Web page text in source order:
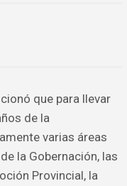
que para llevar
de la
varias áreas
la Gobernación, las
Provincial, la